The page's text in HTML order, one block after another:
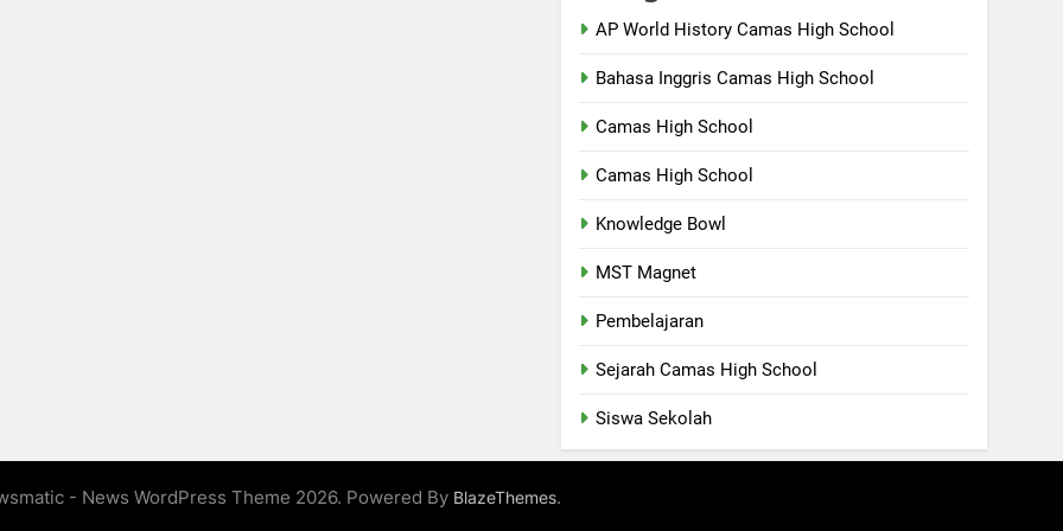
AP World History Camas High School
Bahasa Inggris Camas High School
Camas High School
Camas High School
Knowledge Bowl
MST Magnet
Pembelajaran
Sejarah Camas High School
Siswa Sekolah
- News WordPress Theme 2026. Powered By BlazeThemes.